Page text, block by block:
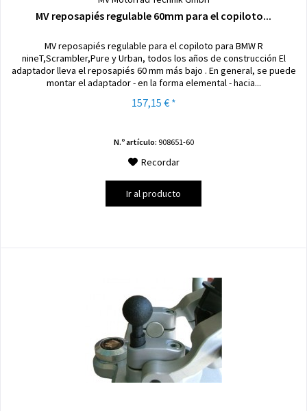
MV reposapiés regulable 60mm para el copiloto...
MV reposapiés regulable para el copiloto para BMW R
nineT,Scrambler,Pure y Urban, todos los años de construcción El
adaptador lleva el reposapiés 60 mm más bajo . En general, se puede
montar el adaptador - en la forma elemental - hacia...
157,15 € *
N.º artículo: 908651-60
Recordar
Ir al producto